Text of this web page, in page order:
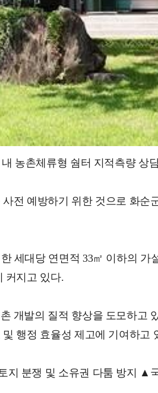
농촌체류형 쉄터 지적측량 상
전 예방하기 위한 것으로 화
세대당 연면적 33㎡ 이하의
커지고 있다.
개발의 질적 향상을 도모하고
행정 효율성 제고에 기여하고
분쟁 및 소유권 다툼 방지 ▲